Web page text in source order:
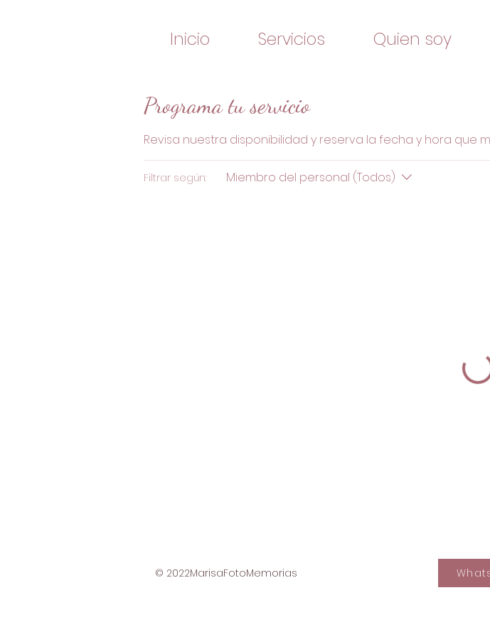
Inicio Servicios Quien soy
Programa tu servicio
Revisa nuestra disponibilidad y reserva la fecha y hora que
Filtrar según: Miembro del personal (Todos)
© 2022MarisaFotoMemorias